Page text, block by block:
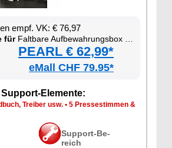
empf. VK: € 76,97
fürFalt­ba­re Auf­be­wah­rungs­box mit De­ckel, MDF-Ab­la­ge und seit­li­chen Klap­pen
PEARL € 62,99*
eMall CHF 79.95*
Ele­men­te:
Trei­ber usw. • 5 Pres­se­stim­men &
Sup­port-Be­
reich